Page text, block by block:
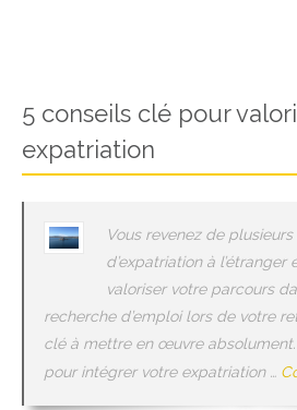
5 conseils clé pour
expatriation
Vous revenez de plusieurs
d’expatriation à l’étranger
valoriser votre parcours
recherche d’emploi lors de votre
clé à mettre en œuvre
pour intégrer votre expatriation …